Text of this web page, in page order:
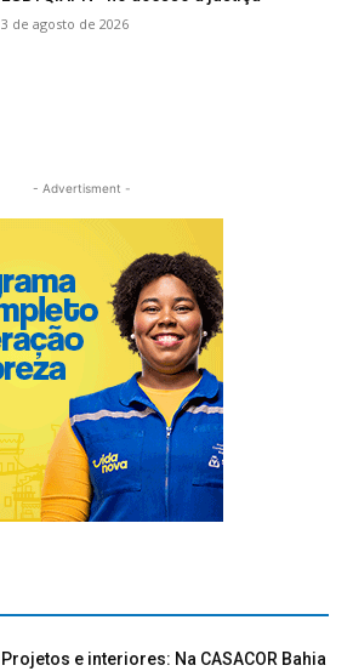
3 de agosto de 2026
- Advertisment -
Projetos e interiores: Na CASACOR Bahia